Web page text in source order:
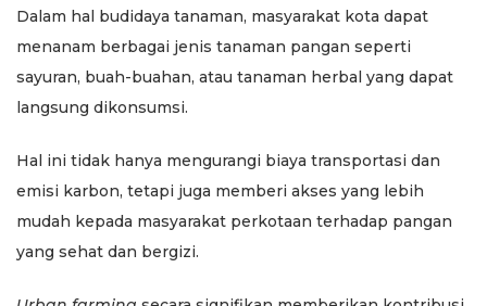
Dalam hal budidaya tanaman, masyarakat kota dapat
menanam berbagai jenis tanaman pangan seperti
sayuran, buah-buahan, atau tanaman herbal yang dapat
langsung dikonsumsi.
Hal ini tidak hanya mengurangi biaya transportasi dan
emisi karbon, tetapi juga memberi akses yang lebih
mudah kepada masyarakat perkotaan terhadap pangan
yang sehat dan bergizi.